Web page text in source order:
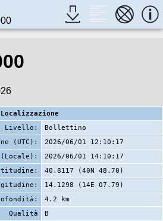
Localizzazione
Livello:
Bollettino
(UTC):
2026/06/01 12:10:17
2026/06/01 14:10:17
40.8117 (40N 48.70)
14.1298 (14E 07.79)
4.2 km
Qualità
B